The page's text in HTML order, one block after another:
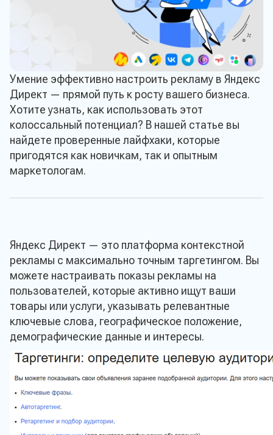
Умение эффективно настроить рекламу в Яндекс
Директ — прямой путь к росту вашего бизнеса.
Хотите узнать, как использовать этот
колоссальный потенциал? В нашей статье вы
найдете проверенные лайфхаки, которые
пригодятся как новичкам, так и опытным
маркетологам.
Яндекс Директ — это платформа контекстной
рекламы с максимально точным таргетингом. Вы
можете настраивать показы рекламы на
пользователей, которые активно ищут ваши
товары или услуги, указывать релевантные
ключевые слова, географическое положение,
демографические данные и интересы.